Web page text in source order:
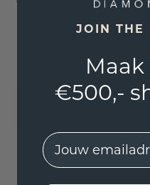
witgoud zwarte parel
Excl. Tax & BTW
JOIN THE
€500,-
EMail